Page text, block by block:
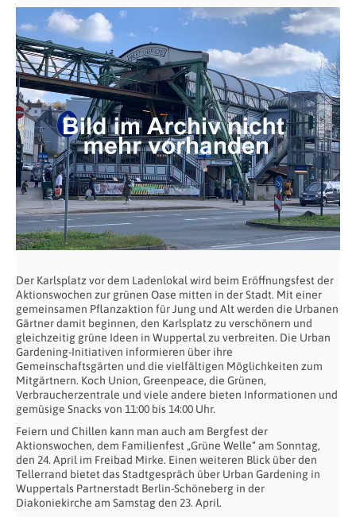
Der Karlsplatz vor dem Ladenlokal wird beim Eröffnungsfest der
Aktionswochen zur grünen Oase mitten in der Stadt. Mit einer
gemeinsamen Pflanzaktion für Jung und Alt werden die Urbanen
Gärtner damit beginnen, den Karlsplatz zu verschönern und
gleichzeitig grüne Ideen in Wuppertal zu verbreiten. Die Urban
Gardening-Initiativen informieren über ihre
Gemeinschaftsgärten und die vielfältigen Möglichkeiten zum
Mitgärtnern. Koch Union, Greenpeace, die Grünen,
Verbraucherzentrale und viele andere bieten Informationen und
gemüsige Snacks von 11:00 bis 14:00 Uhr.
Feiern und Chillen kann man auch am Bergfest der
Aktionswochen, dem Familienfest „Grüne Welle“ am Sonntag,
den 24. April im Freibad Mirke. Einen weiteren Blick über den
Tellerrand bietet das Stadtgespräch über Urban Gardening in
Wuppertals Partnerstadt Berlin-Schöneberg in der
Diakoniekirche am Samstag den 23. April.